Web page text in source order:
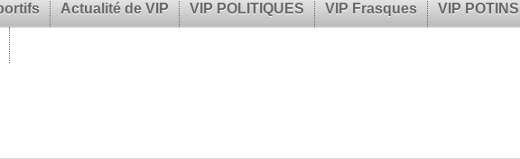
Actualité de VIP VIP POLITIQUES VIP Frasques VIP POTINS